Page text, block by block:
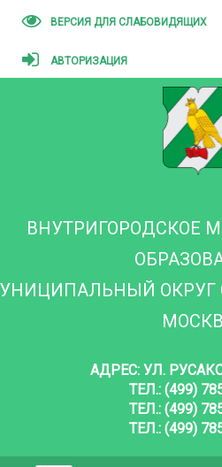
ВЕРСИЯ ДЛЯ СЛАБОВИДЯЩИХ
АВТОРИЗАЦИЯ
ВНУТРИГОРОДСКОЕ
ОКРУГ
АДРЕС: УЛ.
ТЕЛ.: (499)
ТЕЛ.: (499)
ТЕЛ.: (499)